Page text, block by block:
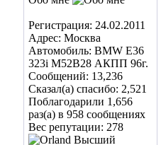
Регистрация: 24.02.2011
Адрес: Москва
Автомобиль: BMW E36
323i M52B28 АКПП 96г.
Сообщений: 13,236
Сказал(а) спасибо: 2,521
Поблагодарили 1,656
раз(а) в 958 сообщениях
Вес репутации: 278